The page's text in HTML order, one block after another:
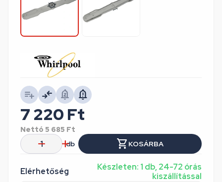
Elérhetőség
Készleten: 1 db, 24-72 órás
kiszállítással
7 220 Ft
Nettó 5 685 Ft
db
KOSÁRBA